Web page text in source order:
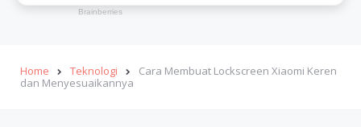
Home Teknologi
Cara Membuat Lockscreen Xiaomi Keren
dan Menyesuaikannya